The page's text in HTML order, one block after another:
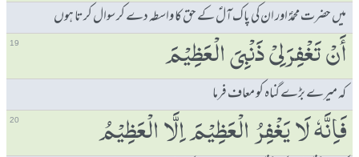
میں حضرت محمدؐ اور ان کی پاک آلؑ کے حق کا واسطہ دے کر سوال کرتا ہوں
ٲَنْ تَغْفِرَلِیْ ذَنْبِیَ الْعَظِیْمَ 19
کہ میرے بڑے گناہ کو معاف فرما
فَاِنَّہٗ لَا یَغْفِرُ الْعَظِیْمَ اِلَّا الْعَظِیْمُ 20